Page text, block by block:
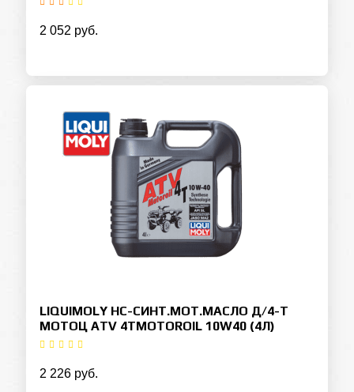
2 052 руб.
LIQUIMOLY НС-СИНТ.МОТ.МАСЛО Д/4-Т
МОТОЦ ATV 4TMOTOROIL 10W40 (4Л)
2 226 руб.